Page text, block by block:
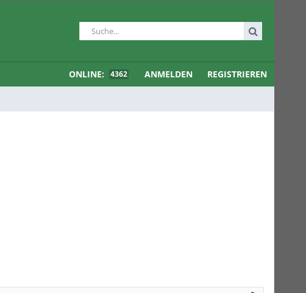
ONLINE: 4362 ANMELDEN REGISTRIEREN